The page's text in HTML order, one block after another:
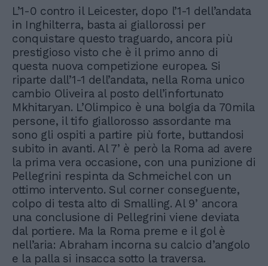
L’1-0 contro il Leicester, dopo l’1-1 dell’andata
in Inghilterra, basta ai giallorossi per
conquistare questo traguardo, ancora più
prestigioso visto che è il primo anno di
questa nuova competizione europea. Si
riparte dall’1-1 dell’andata, nella Roma unico
cambio Oliveira al posto dell’infortunato
Mkhitaryan. L’Olimpico è una bolgia da 70mila
persone, il tifo giallorosso assordante ma
sono gli ospiti a partire più forte, buttandosi
subito in avanti. Al 7’ è però la Roma ad avere
la prima vera occasione, con una punizione di
Pellegrini respinta da Schmeichel con un
ottimo intervento. Sul corner conseguente,
colpo di testa alto di Smalling. Al 9’ ancora
una conclusione di Pellegrini viene deviata
dal portiere. Ma la Roma preme e il gol è
nell’aria: Abraham incorna su calcio d’angolo
e la palla si insacca sotto la traversa.